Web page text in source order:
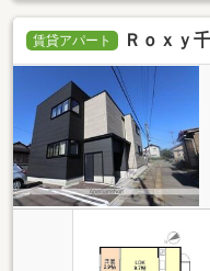
賃貸アパート Ｒｏｘｙ